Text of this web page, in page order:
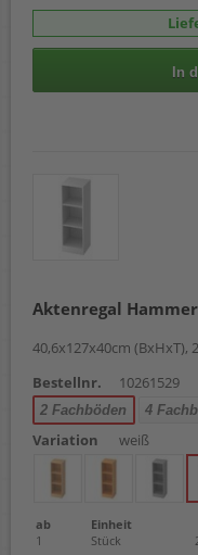
In
Aktenregal
40,6x127x40cm (BxHxT),
Bestellnr.
10261529
2 Fachböden 4
Variation weiß
ab Einheit
1
Stück